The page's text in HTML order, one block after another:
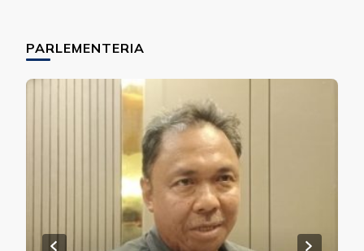
PARLEMENTERIA